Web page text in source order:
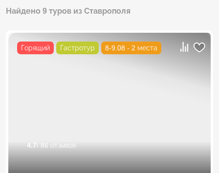
Найдено 9 туров из Ставрополя
Горящий Гастротур 8-9.08 - 2 места
4.7/ 86 отзывов